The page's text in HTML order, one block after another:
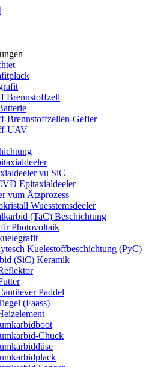
Brennstoffzell
Brennstoffzellen-Gefier
UAV
vu SiC
Epitaxialdeeler
vum Ätzprozess
Wuesstemsdeeler
(TaC) Beschichtung
Photovoltaik
Kuelestoffbeschichtung (PyC)
(SiC) Keramik
Paddel
(Faass)
Chuck